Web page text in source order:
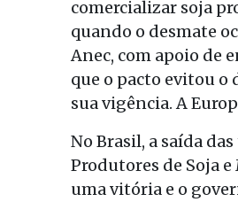
comercializar soja
quando o desmate
Anec, com apoio de
que o pacto evitou o
sua vigência. A
No Brasil, a saída
Produtores de Soja
uma vitória e o